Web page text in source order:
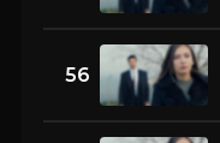
56